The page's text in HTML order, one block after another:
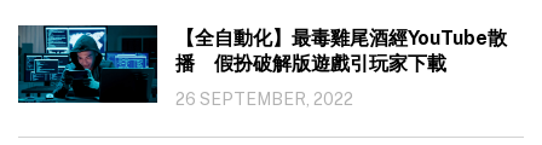
【全自動化】最毒雞尾酒經YouTube散
播 假扮破解版遊戲引玩家下載
26 SEPTEMBER, 2022